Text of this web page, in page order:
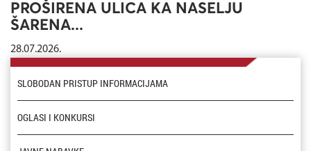
PROŠIRENA ULICA KA NASELJU
ŠARENA...
28.07.2026.
SLOBODAN PRISTUP INFORMACIJAMA
OGLASI I KONKURSI